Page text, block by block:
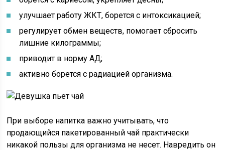
улучшает работу ЖКТ, борется с интоксикацией;
регулирует обмен веществ, помогает сбросить
лишние килограммы;
приводит в норму АД;
активно борется с радиацией организма.
При выборе напитка важно учитывать, что
продающийся пакетированный чай практически
никакой пользы для организма не несет. Навредить он